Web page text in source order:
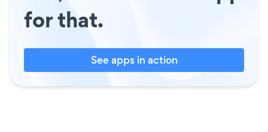
for that.
See apps in action